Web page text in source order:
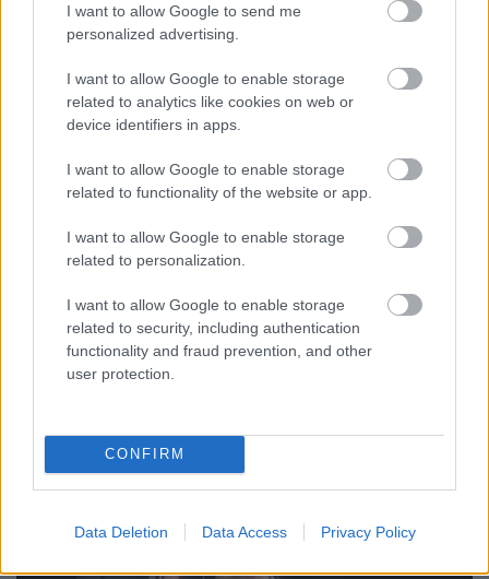
I want to allow Google to send me
personalized advertising.
I want to allow Google to enable storage
related to analytics like cookies on web or
device identifiers in apps.
I want to allow Google to enable storage
related to functionality of the website or app.
I want to allow Google to enable storage
related to personalization.
I want to allow Google to enable storage
related to security, including authentication
functionality and fraud prevention, and other
user protection.
CONFIRM
Data Deletion Data Access Privacy Policy
Ma 39 éve volt az első Depeche Mode
koncert Budapesten, a Volán-Pályán!
2024. július 23.